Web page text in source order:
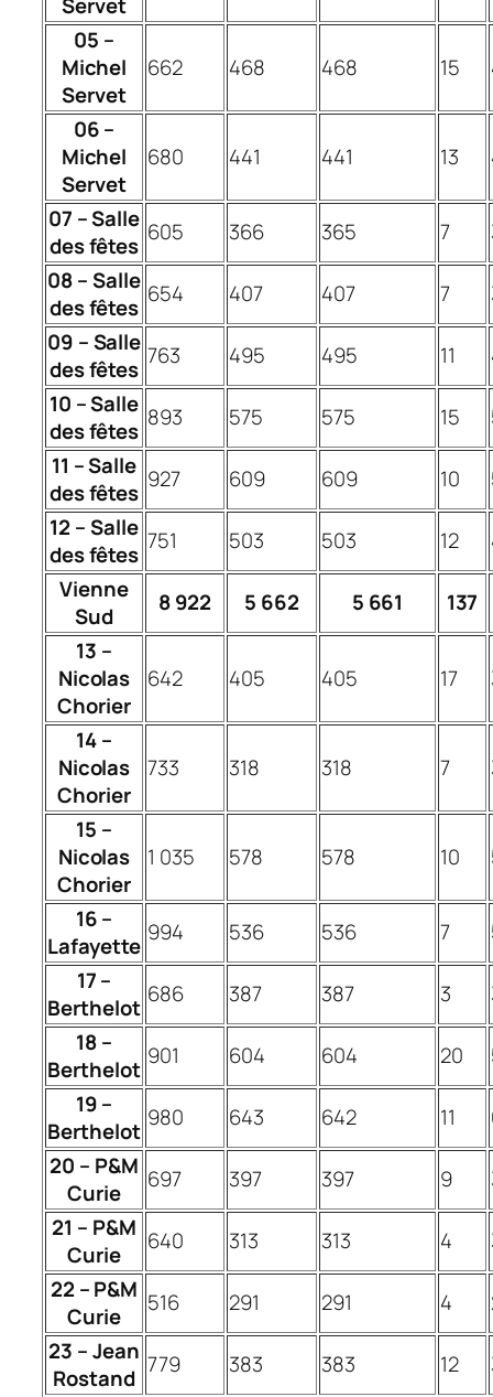
05 –
Michel
Servet
662 468 468 15
06 –
Michel
Servet
680 441 441 13
07 – Salle
des fêtes 605 366 365 7
08 – Salle
des fêtes 654 407 407 7
09 – Salle
des fêtes 763 495 495 11
10 – Salle
des fêtes 893 575 575 15
11 – Salle
des fêtes 927 609 609 10
12 – Salle
des fêtes 751 503 503 12
Vienne
Sud
8 922 5 662 5 661
137
13 –
Nicolas
Chorier
642 405 405 17
14 –
Nicolas
Chorier
733 318 318 7
15 –
Nicolas
Chorier
1 035 578 578 10
16 –
Lafayette 994 536 536 7
17 –
Berthelot 686 387 387 3
18 –
Berthelot 901 604 604 20
19 –
Berthelot 980 643 642 11
20 – P&M
Curie
697 397 397 9
21 – P&M
Curie
640 313 313 4
22 – P&M
Curie
516 291 291 4
23 – Jean
Rostand 779 383 383 12